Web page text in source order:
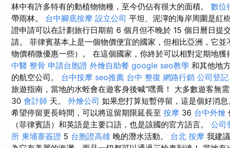
林中有許多特有的動植物物種，至今仍佔有很大的面積。 數位
帶雨林。 台中腳底按摩 設立公司 平坦、泥濘的海岸周圍是紅
證申請可以在計劃旅行日期前 6 個月但不晚於 15 個日曆日提
請。 菲律賓基本上是一個物價便宜的國家，但相比亞洲，它
物價稍微優惠一些）。 在這個國家，你終於可以相對定期地獲
中醫 整骨 申請台胞證 外燴自助餐 google seo教學 和其他地
的航空公司。 台中按摩 seo推薦 台中 整復 網路行銷 公司登記
旅遊指南，當地的水蛭會在遊客身後喊“嘿喬！ 大多數遊客無
30 會計師 天。 外燴公司 如果您打算短暫停留，這是個好消息
希望停留更長時間，可以將逗留期限延長至 按摩 36 台中外燴
（菲律賓語）和英語是主要口語，也是該國的官方語言。 公司
所 柬埔寨簽證 5 台胞證高雄 晚的潛水活動。 台北 按摩 我建